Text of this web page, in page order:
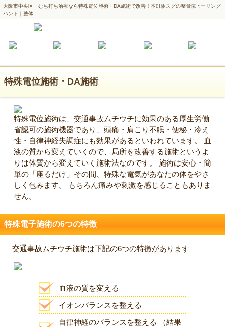
大阪市中央区 むち打ち治療なら特殊電位施術・DA施術で改善！本町駅スグの整骨院ヒーリング
ハンド｜整体
特殊電位施術・DA施術
特殊電位施術は、交通事故ムチウチに効果のある厚生労働
省認可の施術機器であり、頭痛・肩こり不眠・便秘・冷え
性・自律神経失調症にも効果があるといわれています。 血
液の質から変えていくので、局所を改善する施術というよ
りは体質から変えていく施術法なのです。 施術は安心・簡
単の「座るだけ」その間、特殊な電気があなたの体をやさ
しく包みます。 もちろん痛みや刺激を感じることもありま
せん。
特殊電子施術の6つの特徴
交通事故ムチウチ施術は下記の6つの特徴があります
血液の質を変える
イオンバランスを整える
自律神経のバランスを整える （結果